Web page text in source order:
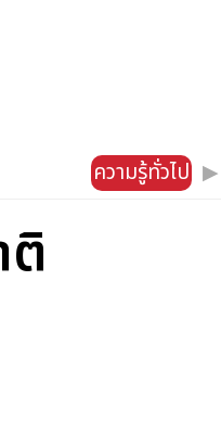
ความรู้ทั่วไป ▶